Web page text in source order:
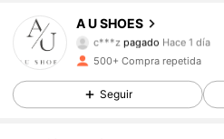
A U SHOES
4,89
1.2K Seguidores
c***z pagado Hace 1 día
4,89 1.2K Seguidores
500+ Compra repetida
Seguir